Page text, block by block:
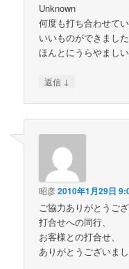
Unknown
何度も打ち合わせて
いいものができました
ほんとにうらやまし
返信 ↓
昭彦2010年1月29日
ご協力ありがとうござ
打合せへの同行、
お客様との打合せ、
ありがとうございまし